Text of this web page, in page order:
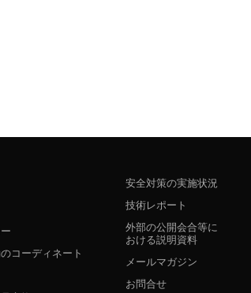
コーディネート
安全対策の実施状況
技術レポート
外部の公開会合等に
おける説明資料
メールマガジン
お問合せ